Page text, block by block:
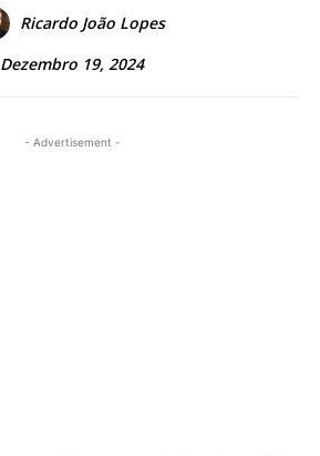
Ricardo João Lopes
Dezembro 19, 2024
- Advertisement -